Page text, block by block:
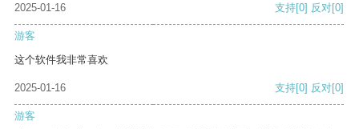
2025-01-16
支持[0] 反对[0]
游客
这个软件我非常喜欢
2025-01-16 支持[0] 反对[0]
游客